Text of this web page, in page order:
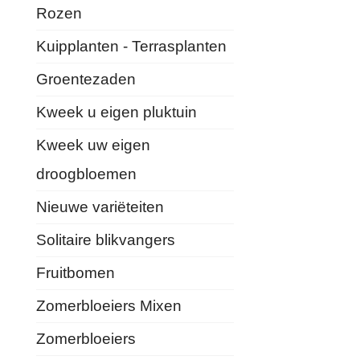
Rozen
Kuipplanten - Terrasplanten
Groentezaden
Kweek u eigen pluktuin
Kweek uw eigen
droogbloemen
Nieuwe variëteiten
Solitaire blikvangers
Fruitbomen
Zomerbloeiers Mixen
Zomerbloeiers